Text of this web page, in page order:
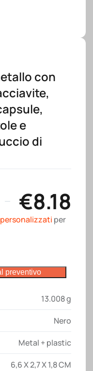
con
e
di
€8.18
per
preventivo
13.008 g
Nero
Metal + plastic
6,6 X 2,7 X 1,8 CM